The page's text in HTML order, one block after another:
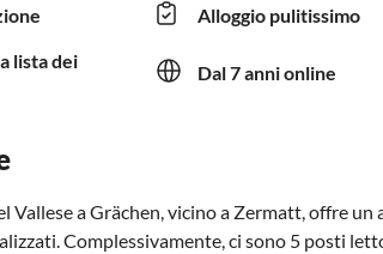
Alloggio pulitissimo
lista dei
Dal 7 anni online
Vallese a Grächen, vicino a Zermatt, offre
Complessivamente, ci sono 5 posti